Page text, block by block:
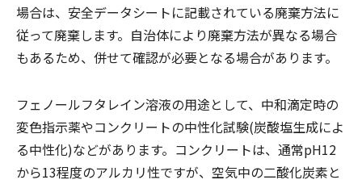
場合は、安全データシートに記載されている廃棄方法に
従って廃棄します。自治体により廃棄方法が異なる場合
もあるため、併せて確認が必要となる場合があります。
フェノールフタレイン溶液の用途として、中和滴定時の
変色指示薬やコンクリートの中性化試験(炭酸塩生成によ
る中性化)などがあります。コンクリートは、通常pH12
から13程度のアルカリ性ですが、空気中の二酸化炭素と